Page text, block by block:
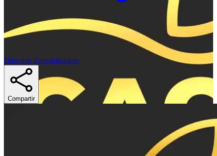
Directori d'organitzadors
Compartir